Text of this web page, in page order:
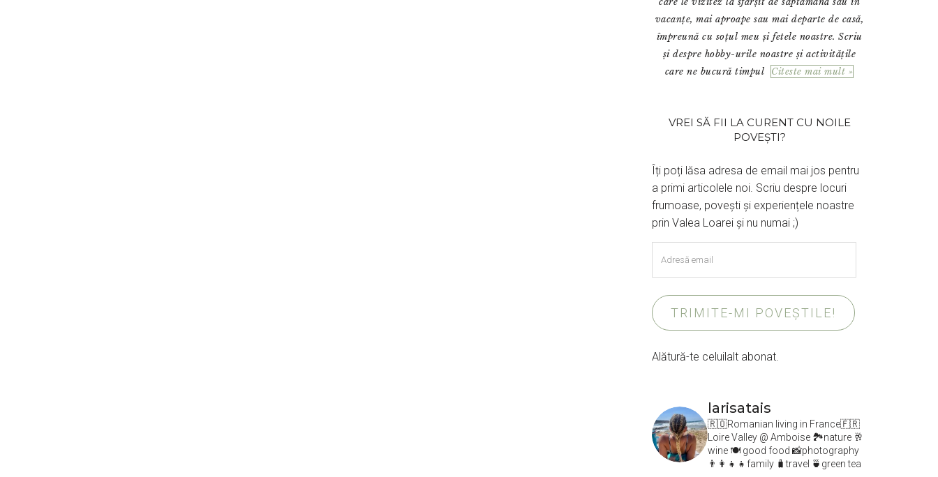
vacanțe, mai aproape sau mai departe de casă,
împreună cu soțul meu și fetele noastre. Scriu
și despre hobby-urile noastre și activitățile
care ne bucură timpul Citeste mai mult »
VREI SĂ FII LA CURENT CU NOILE
POVEȘTI?
Îți poți lăsa adresa de email mai jos pentru
a primi articolele noi. Scriu despre locuri
frumoase, povești și experiențele noastre
prin Valea Loarei și nu numai ;)
email
TRIMITE-MI POVEȘTILE!
Alătură-te celuilalt abonat.
larisatais
🇷🇴Romanian living in France🇫🇷
Loire Valley @ Amboise 🏞️nature 🥂
wine 🍽 good food 📸photography
👨‍👩‍👧‍👧family 🧳travel 🍵green tea